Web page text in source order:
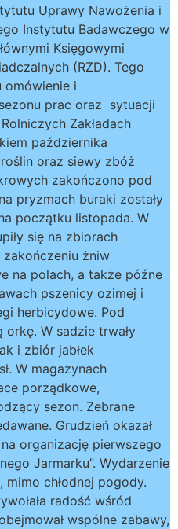
Uprawy Nawożenia i
Instytutu Badawczego w
Księgowymi
(RZD). Tego
omówienie i
prac oraz sytuacji
Zakładach
października
oraz siewy zbóż
zakończono pod
pryzmach buraki zostały
początku listopada. W
się na zbiorach
zakończeniu żniw
na polach, a także późne
pszenicy ozimej i
herbicydowe. Pod
W sadzie trwały
i zbiór jabłek
W magazynach
porządkowe,
sezon. Zebrane
Grudzień okazał
organizację pierwszego
Jarmarku”. Wydarzenie
mimo chłodnej pogody.
radość wśród
wspólne zabawy,